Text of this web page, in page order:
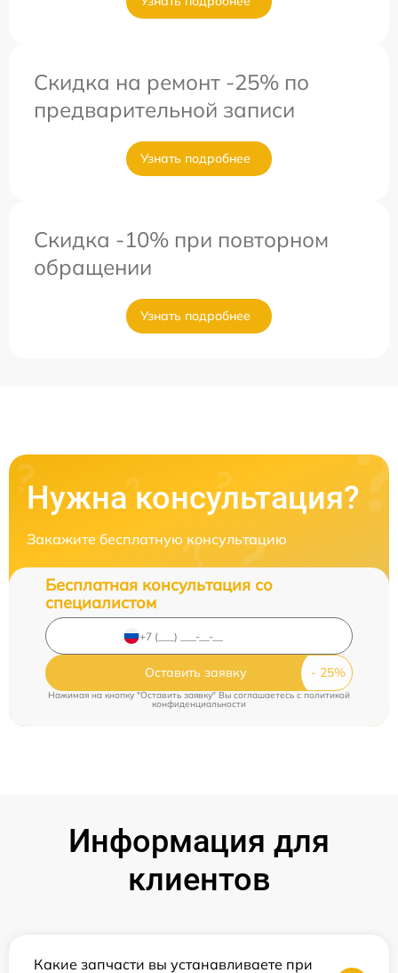
Скидка на ремонт -25% по
предварительной записи
Узнать подробнее
Скидка -10% при повторном
обращении
Узнать подробнее
Нужна консультация?
Закажите бесплатную консультацию
Бесплатная консультация со
специалистом
Оставить заявку
Нажимая на кнопку "Оставить заявку" Вы соглашаетесь cполитикой
конфиденциальности
Информация для
клиентов
Какие запчасти вы устанавливаете при